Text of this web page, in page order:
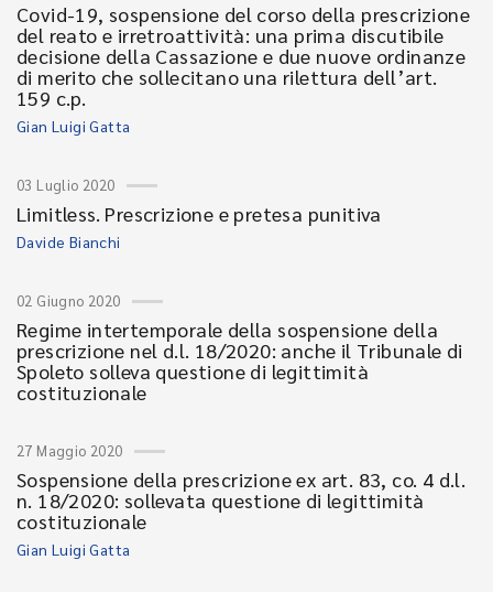
Covid-19, sospensione del corso della prescrizione
del reato e irretroattività: una prima discutibile
decisione della Cassazione e due nuove ordinanze
di merito che sollecitano una rilettura dell’art.
159 c.p.
Gian Luigi Gatta
03 Luglio 2020
Limitless. Prescrizione e pretesa punitiva
Davide Bianchi
02 Giugno 2020
Regime intertemporale della sospensione della
prescrizione nel d.l. 18/2020: anche il Tribunale di
Spoleto solleva questione di legittimità
costituzionale
27 Maggio 2020
Sospensione della prescrizione ex art. 83, co. 4 d.l.
n. 18/2020: sollevata questione di legittimità
costituzionale
Gian Luigi Gatta